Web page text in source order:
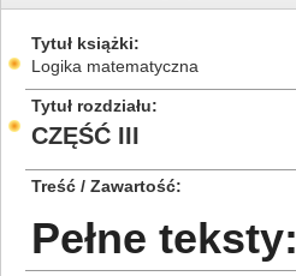
Tytuł książki
Logika matematyczna
Tytuł rozdziału
CZĘŚĆ III
Treść / Zawartość
Pełne teksty: